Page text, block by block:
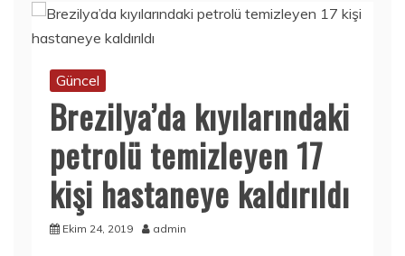
Güncel
Brezilya’da kıyılarındaki
petrolü temizleyen 17
kişi hastaneye kaldırıldı
Ekim 24, 2019 admin